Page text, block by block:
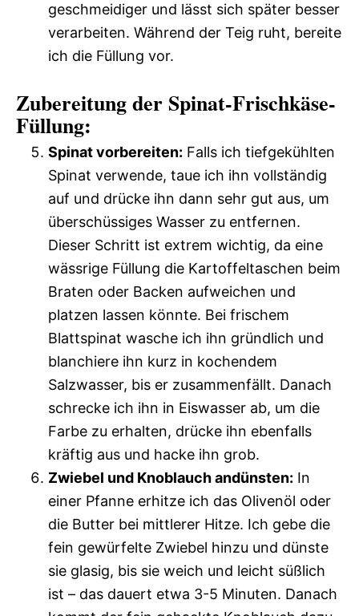
geschmeidiger und lässt sich später besser
verarbeiten. Während der Teig ruht, bereite
ich die Füllung vor.
Zubereitung der Spinat-Frischkäse-
Füllung:
Spinat vorbereiten: Falls ich tiefgekühlten
Spinat verwende, taue ich ihn vollständig
auf und drücke ihn dann sehr gut aus, um
überschüssiges Wasser zu entfernen.
Dieser Schritt ist extrem wichtig, da eine
wässrige Füllung die Kartoffeltaschen beim
Braten oder Backen aufweichen und
platzen lassen könnte. Bei frischem
Blattspinat wasche ich ihn gründlich und
blanchiere ihn kurz in kochendem
Salzwasser, bis er zusammenfällt. Danach
schrecke ich ihn in Eiswasser ab, um die
Farbe zu erhalten, drücke ihn ebenfalls
kräftig aus und hacke ihn grob.
Zwiebel und Knoblauch andünsten: In
einer Pfanne erhitze ich das Olivenöl oder
die Butter bei mittlerer Hitze. Ich gebe die
fein gewürfelte Zwiebel hinzu und dünste
sie glasig, bis sie weich und leicht süßlich
ist – das dauert etwa 3-5 Minuten. Danach